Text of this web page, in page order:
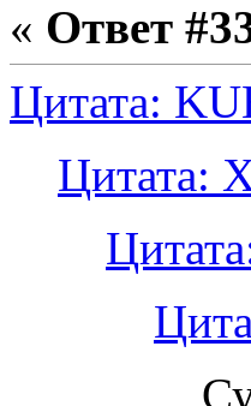
« Ответ
Цитата:
Цитата: